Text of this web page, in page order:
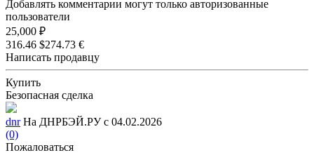
Добавлять комментарии могут только авторизованные
пользователи
25,000 ₽
316.46 $274.73 €
Написать продавцу
Купить
Безопасная сделка
dnr На ДНРБЭЙ.РУ с 04.02.2026
(0)
Пожаловаться